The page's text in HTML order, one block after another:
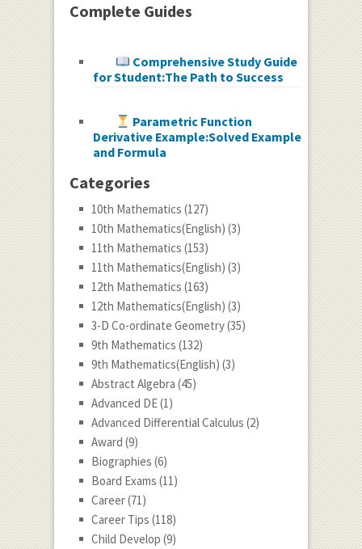
Complete Guides
Comprehensive Study Guide
for Student:The Path to Success
Parametric Function
Derivative Example:Solved Example
and Formula
Categories
10th Mathematics (127)
10th Mathematics(English) (3)
11th Mathematics (153)
11th Mathematics(English) (3)
12th Mathematics (163)
12th Mathematics(English) (3)
3-D Co-ordinate Geometry(35)
9th Mathematics (132)
9th Mathematics(English) (3)
Abstract Algebra (45)
Advanced DE(1)
Advanced Differential Calculus (2)
Award (9)
Biographies (6)
Board Exams (11)
Career(71)
Career Tips (118)
Child Develop (9)